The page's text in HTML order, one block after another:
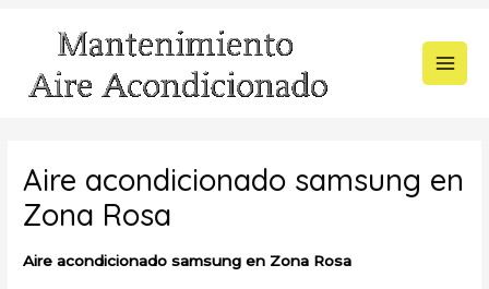
contenido
Aire acondicionado samsung en
Zona Rosa
Aire acondicionado samsung en Zona Rosa